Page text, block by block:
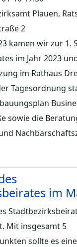
Plauen,
2
kamen wir zur 1.
im Jahr 2023
im Rathaus
Tagesordnung
sowie die
im
Mit insgesamt 5
sollte es